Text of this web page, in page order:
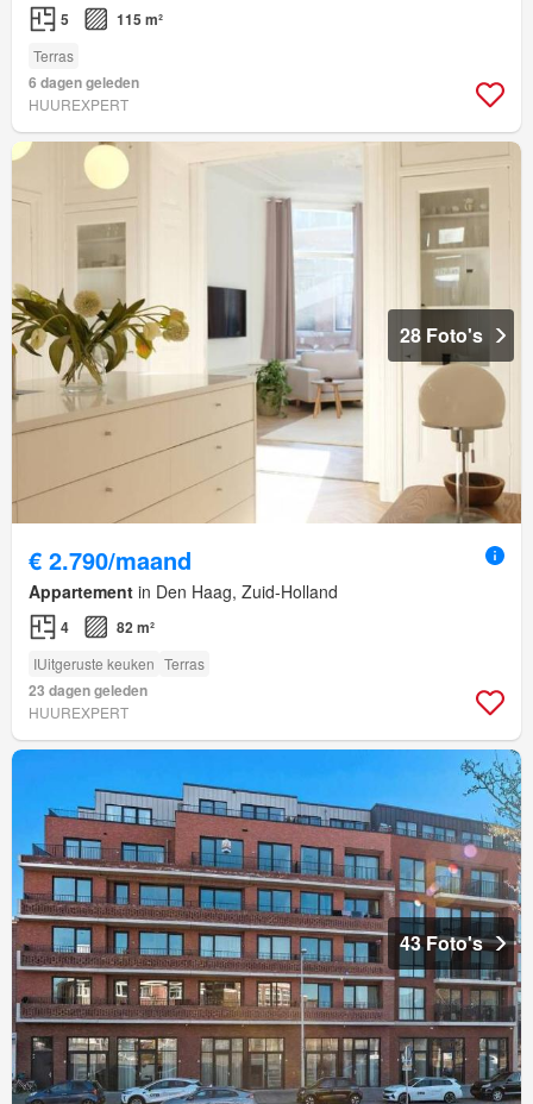
5 115 m²
Terras
6 dagen geleden
HUUREXPERT
28 Foto's
€ 2.790/maand
Appartement in Den Haag, Zuid-Holland
4 82 m²
IUitgeruste keuken Terras
23 dagen geleden
HUUREXPERT
43 Foto's